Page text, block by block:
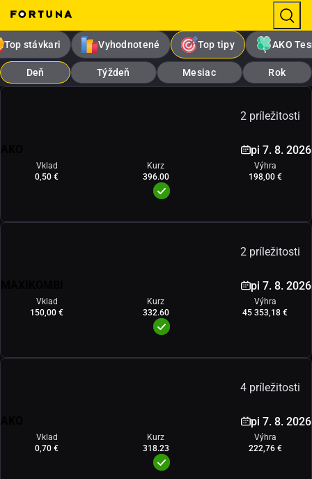
Top stávkari Vyhodnotené Top tipy AKO
Deň Týždeň Mesiac Rok
2 príležitosti
pi 7. 8. 2026
Vklad
0,50 €
Kurz
396.00
Výhra
198,00 €
2 príležitosti
pi 7. 8. 2026
Vklad
150,00 €
Kurz
332.60
Výhra
45 353,18 €
4 príležitosti
pi 7. 8. 2026
Vklad
0,70 €
Kurz
318.23
Výhra
222,76 €